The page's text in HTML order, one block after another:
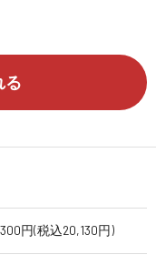
る
円(税込20,130円)